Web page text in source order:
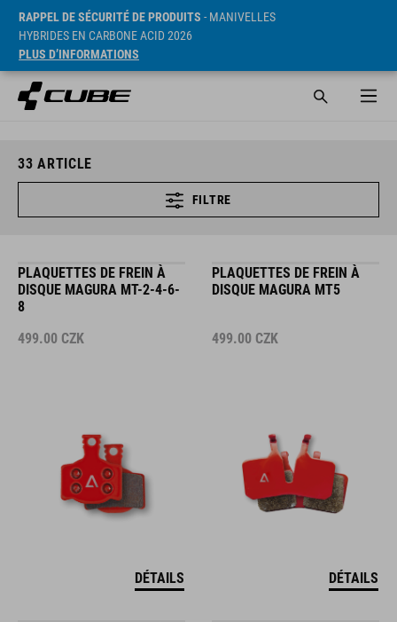
RAPPEL DE SÉCURITÉ DE PRODUITS - MANIVELLES
HYBRIDES EN CARBONE ACID 2026
PLUS D’INFORMATIONS
33 ARTICLE
FILTRE
PLAQUETTES DE FREIN À
DISQUE MAGURA MT-2-4-6-
8
499.00 CZK
DÉTAILS
PLAQUETTES DE FREIN À
DISQUE MAGURA MT5
499.00 CZK
DÉTAILS